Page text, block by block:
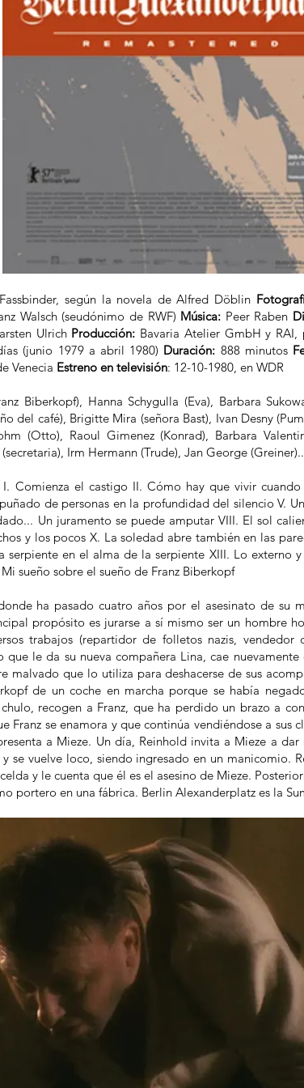
según la novela de Alfred Döblin
Walsch (seudónimo de RWF) Música: Peer Raben
Ulrich Producción: Bavaria Atelier GmbH y
(junio 1979 a abril 1980) Duración: 888 minutos
Venecia Estreno en televisión: 12-10-1980, en WDR
Biberkopf), Hanna Schygulla (Eva), Barbara
del café), Brigitte Mira (señora Bast), Ivan Desny
(Otto), Raoul Gimenez (Konrad), Barbara
Irm Hermann (Trude), Jan George
I. Comienza el castigo II. Cómo hay que vivir
de personas en la profundidad del silencio V.
Un juramento se puede amputar VIII. El sol
y los pocos X. La soledad abre también en las
serpiente en el alma de la serpiente XIII. Lo
sueño sobre el sueño de Franz Biberkopf
ha pasado cuatro años por el asesinato de su
propósito es jurarse a sí mismo ser un hombre
trabajos (repartidor de folletos nazis, vendedor
que le da su nueva compañera Lina, cae
malvado que lo utiliza para deshacerse de sus
de un coche en marcha porque se había
recogen a Franz, que ha perdido un brazo a
Franz se enamora y que continúa vendiéndose a sus
a Mieze. Un día, Reinhold invita a Mieze a
se vuelve loco, siendo ingresado en un manicomio.
y le cuenta que él es el asesino de Mieze.
portero en una fábrica. Berlin Alexanderplatz es la